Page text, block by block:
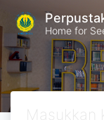
Home for